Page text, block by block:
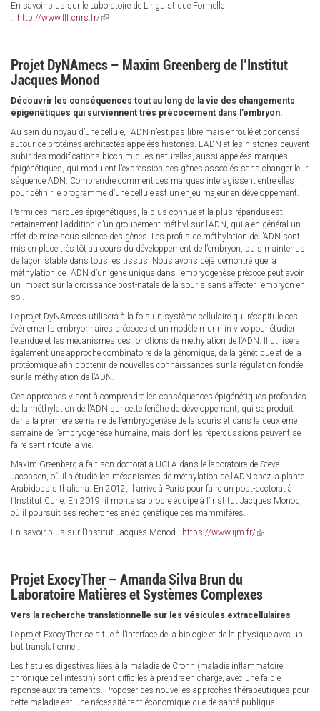
external)
En savoir plus sur le Laboratoire de Linguistique Formelle
: http://www.llf.cnrs.fr/(link
Projet DyNAmecs – Maxim Greenberg de l’Institut
Jacques Monod
Découvrir les conséquences tout au long de la vie des changements
épigénétiques qui surviennent très précocement dans l’embryon.
Au sein du noyau d’une cellule, l’ADN n’est pas libre mais enroulé et condensé
autour de protéines architectes appelées histones. L’ADN et les histones peuvent
subir des modifications biochimiques naturelles, aussi appelées marques
épigénétiques, qui modulent l’expression des gènes associés sans changer leur
séquence ADN. Comprendre comment ces marques interagissent entre elles
pour définir le programme d’une cellule est un enjeu majeur en développement.
Parmi ces marques épigénétiques, la plus connue et la plus répandue est
certainement l’addition d’un groupement méthyl sur l’ADN, qui a en général un
effet de mise sous silence des gènes. Les profils de méthylation de l’ADN sont
mis en place très tôt au cours du développement de l’embryon, puis maintenus
de façon stable dans tous les tissus. Nous avons déjà démontré que la
méthylation de l’ADN d’un gène unique dans l’embryogenèse précoce peut avoir
un impact sur la croissance post-natale de la souris sans affecter l’embryon en
soi.
Le projet DyNAmecs utilisera à la fois un système cellulaire qui récapitule ces
événements embryonnaires précoces et un modèle murin in vivo pour étudier
l’étendue et les mécanismes des fonctions de méthylation de l’ADN. Il utilisera
également une approche combinatoire de la génomique, de la génétique et de la
protéomique afin d’obtenir de nouvelles connaissances sur la régulation fondée
sur la méthylation de l’ADN.
Ces approches visent à comprendre les conséquences épigénétiques profondes
de la méthylation de l’ADN sur cette fenêtre de développement, qui se produit
dans la première semaine de l’embryogenèse de la souris et dans la deuxième
semaine de l’embryogenèse humaine, mais dont les répercussions peuvent se
faire sentir toute la vie.
Maxim Greenberg a fait son doctorat à UCLA dans le laboratoire de Steve
Jacobsen, où il a étudié les mécanismes de méthylation de l’ADN chez la plante
Arabidopsis thaliana. En 2012, il arrive à Paris pour faire un post-doctorat à
l’Institut Curie. En 2019, il monte sa propre équipe à l’Institut Jacques Monod,
où il poursuit ses recherches en épigénétique des mammifères.
En savoir plus sur l’Institut Jacques Monod : https://www.ijm.fr/(link
Projet ExocyTher – Amanda Silva Brun du
Laboratoire Matières et Systèmes Complexes
Vers la recherche translationnelle sur les vésicules extracellulaires
Le projet ExocyTher se situe à l’interface de la biologie et de la physique avec un
but translationnel.
Les fistules digestives liées à la maladie de Crohn (maladie inflammatoire
chronique de l’intestin) sont difficiles à prendre en charge, avec une faible
réponse aux traitements. Proposer des nouvelles approches thérapeutiques pour
cette maladie est une nécessité tant économique que de santé publique.